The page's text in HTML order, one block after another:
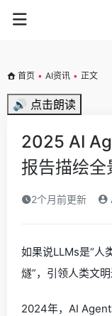
首页 • AI资讯 • 正文
🔊 点击朗读
2025 AI
报告描绘全
2个月前更新
如果说LLMs是“人
燧”，引领人类文
2024年，AI